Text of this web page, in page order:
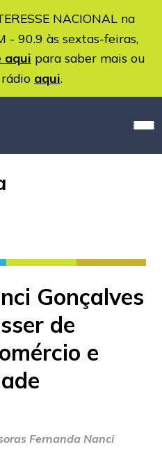
NACIONAL na
- 90.9 às sextas-feiras,
aqui para saber mais ou
aqui.
Gonçalves
de
e
Fernanda Nanci